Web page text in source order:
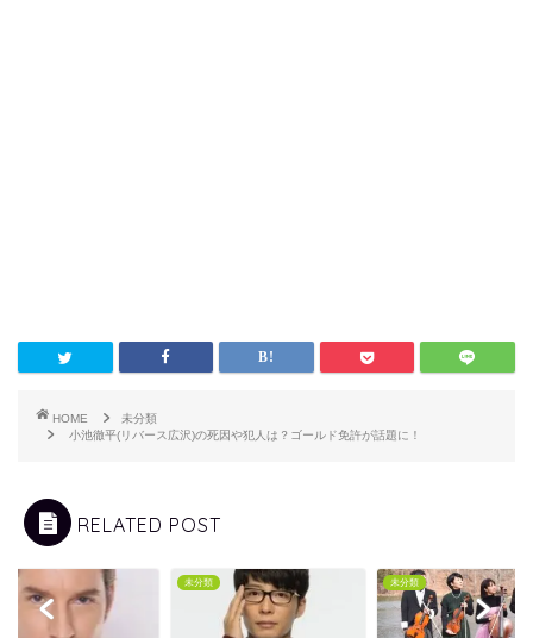
HOME
未分類
小池徹平(リバース広沢)の死因や犯人は？ゴールド免許が話題に！
RELATED POST
未分類 未分類